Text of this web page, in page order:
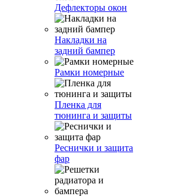
Дефлекторы окон
Накладки на
задний бампер
Рамки номерные
Пленка для
тюнинга и защиты
Реснички и защита
фар